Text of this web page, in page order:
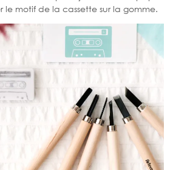
le motif de la cassette sur la gomme.